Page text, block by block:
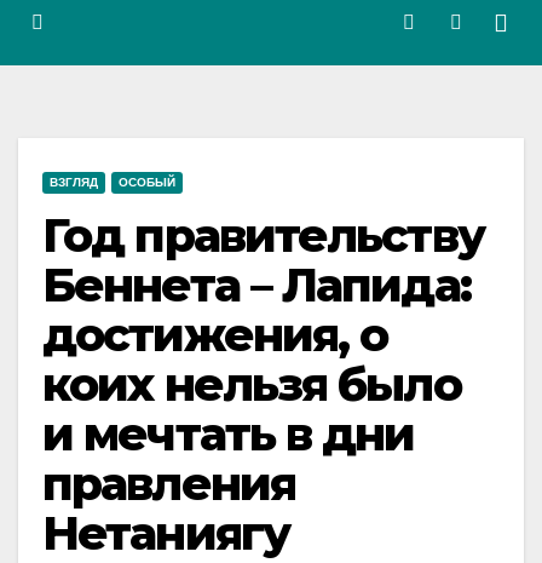
ВЗГЛЯД ОСОБЫЙ
Год правительству
Беннета – Лапида:
достижения, о
коих нельзя было
и мечтать в дни
правления
Нетаниягу